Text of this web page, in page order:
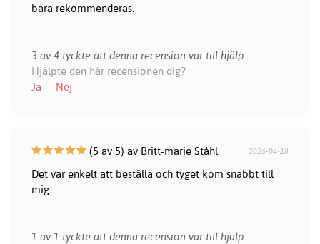
bara rekommenderas.
3 av 4 tyckte att denna recension var till hjälp.
Hjälpte den här recensionen dig?
Ja
Nej
(5 av 5) av Britt-marie Ståhl 2026-04-18
Det var enkelt att beställa och tyget kom snabbt till
mig.
1 av 1 tyckte att denna recension var till hjälp.